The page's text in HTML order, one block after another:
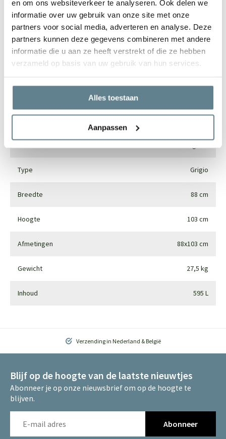
en om ons websiteverkeer te analyseren. Ook delen we
informatie over uw gebruik van onze site met onze
partners voor social media, adverteren en analyse. Deze
partners kunnen deze gegevens combineren met andere
informatie die u aan ze heeft verstrekt of die ze hebben
verzameld op basis van uw gebruik van hun services.
Alles toestaan
Aanpassen
Specificaties
Type Grigio
Breedte 88 cm
Hoogte 103 cm
Afmetingen 88x103 cm
Gewicht 27,5 kg
Inhoud 595 L
Verzending in Nederland & België
Blijf op de hoogte van de laatste nieuwtjes
Abonneer je op onze nieuwsbrief om op de hoogte te
blijven.
Abonneer